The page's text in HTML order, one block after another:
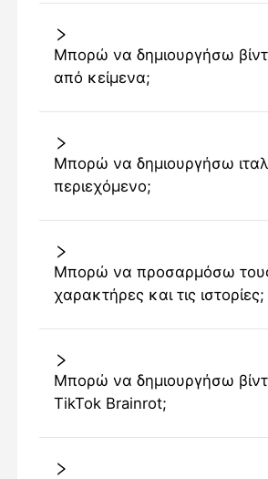
Μπορώ να δημιουργήσω
από κείμενα;
Μπορώ να δημιουργήσω
περιεχόμενο;
Μπορώ να προσαρμόσω
χαρακτήρες και τις ιστορίες;
Μπορώ να δημιουργήσω
TikTok Brainrot;